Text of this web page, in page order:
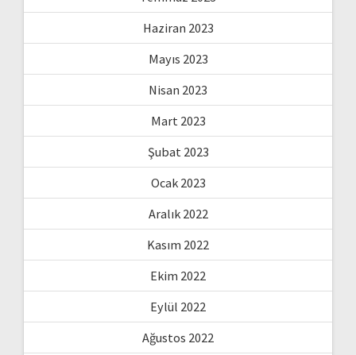
Haziran 2023
Mayıs 2023
Nisan 2023
Mart 2023
Şubat 2023
Ocak 2023
Aralık 2022
Kasım 2022
Ekim 2022
Eylül 2022
Ağustos 2022